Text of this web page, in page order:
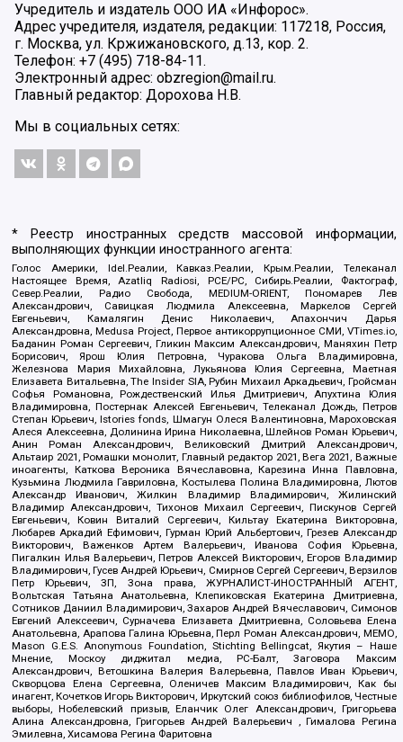
Учредитель и издатель ООО ИА «Инфорос».
Адрес учредителя, издателя, редакции: 117218, Россия,
г. Москва, ул. Кржижановского, д.13, кор. 2.
Телефон: +7 (495) 718-84-11.
Электронный адрес: obzregion@mail.ru.
Главный редактор: Дорохова Н.В.
Мы в социальных сетях:
* Реестр иностранных средств массовой информации,
выполняющих функции иностранного агента:
Голос Америки, Idel.Реалии, Кавказ.Реалии, Крым.Реалии, Телеканал
Настоящее Время, Azatliq Radiosi, PCE/PC, Сибирь.Реалии, Фактограф,
Север.Реалии, Радио Свобода, MEDIUM-ORIENT, Пономарев Лев
Александрович, Савицкая Людмила Алексеевна, Маркелов Сергей
Евгеньевич, Камалягин Денис Николаевич, Апахончич Дарья
Александровна, Medusa Project, Первое антикоррупционное СМИ, VTimes.io,
Баданин Роман Сергеевич, Гликин Максим Александрович, Маняхин Петр
Борисович, Ярош Юлия Петровна, Чуракова Ольга Владимировна,
Железнова Мария Михайловна, Лукьянова Юлия Сергеевна, Маетная
Елизавета Витальевна, The Insider SIA, Рубин Михаил Аркадьевич, Гройсман
Софья Романовна, Рождественский Илья Дмитриевич, Апухтина Юлия
Владимировна, Постернак Алексей Евгеньевич, Телеканал Дождь, Петров
Степан Юрьевич, Istories fonds, Шмагун Олеся Валентиновна, Мароховская
Алеся Алексеевна, Долинина Ирина Николаевна, Шлейнов Роман Юрьевич,
Анин Роман Александрович, Великовский Дмитрий Александрович,
Альтаир 2021, Ромашки монолит, Главный редактор 2021, Вега 2021, Важные
иноагенты, Каткова Вероника Вячеславовна, Карезина Инна Павловна,
Кузьмина Людмила Гавриловна, Костылева Полина Владимировна, Лютов
Александр Иванович, Жилкин Владимир Владимирович, Жилинский
Владимир Александрович, Тихонов Михаил Сергеевич, Пискунов Сергей
Евгеньевич, Ковин Виталий Сергеевич, Кильтау Екатерина Викторовна,
Любарев Аркадий Ефимович, Гурман Юрий Альбертович, Грезев Александр
Викторович, Важенков Артем Валерьевич, Иванова София Юрьевна,
Пигалкин Илья Валерьевич, Петров Алексей Викторович, Егоров Владимир
Владимирович, Гусев Андрей Юрьевич, Смирнов Сергей Сергеевич, Верзилов
Петр Юрьевич, ЗП, Зона права, ЖУРНАЛИСТ-ИНОСТРАННЫЙ АГЕНТ,
Вольтская Татьяна Анатольевна, Клепиковская Екатерина Дмитриевна,
Сотников Даниил Владимирович, Захаров Андрей Вячеславович, Симонов
Евгений Алексеевич, Сурначева Елизавета Дмитриевна, Соловьева Елена
Анатольевна, Арапова Галина Юрьевна, Перл Роман Александрович, МЕМО,
Mason G.E.S. Anonymous Foundation, Stichting Bellingcat, Якутия – Наше
Мнение, Москоу диджитал медиа, РС-Балт, Заговора Максим
Александрович, Ветошкина Валерия Валерьевна, Павлов Иван Юрьевич,
Скворцова Елена Сергеевна, Оленичев Максим Владимирович, Как бы
инагент, Кочетков Игорь Викторович, Иркутский союз библиофилов, Честные
выборы, Нобелевский призыв, Еланчик Олег Александрович, Григорьева
Алина Александровна, Григорьев Андрей Валерьевич , Гималова Регина
Эмилевна, Хисамова Регина Фаритовна